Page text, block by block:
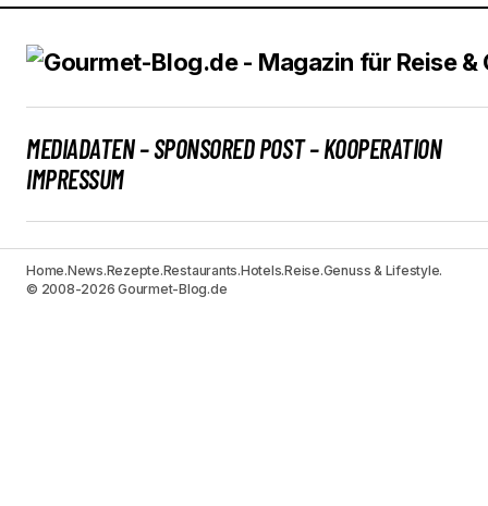
MEDIADATEN – SPONSORED POST – KOOPERATION
IMPRESSUM
Home.News.Rezepte.Restaurants.Hotels.Reise.Genuss & Lifestyle.
© 2008-2026 Gourmet-Blog.de